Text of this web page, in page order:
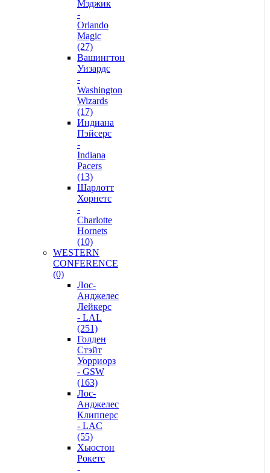
Мэджик
-
Orlando
Magic
(27)
Вашингтон
Уизардс
-
Washington
Wizards
(17)
Индиана
Пэйсерс
-
Indiana
Pacers
(13)
Шарлотт
Хорнетс
-
Charlotte
Hornets
(10)
WESTERN
CONFERENCE
(0)
Лос-
Анджелес
Лейкерс
- LAL
(251)
Голден
Стэйт
Уорриорз
- GSW
(163)
Лос-
Анджелес
Клипперс
- LAC
(55)
Хьюстон
Рокетс
-